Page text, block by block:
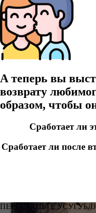
А теперь вы
возврату
образом, чтобы
Сработает ли
Сработает ли после
ПЕРЕСТАНЬТЕ